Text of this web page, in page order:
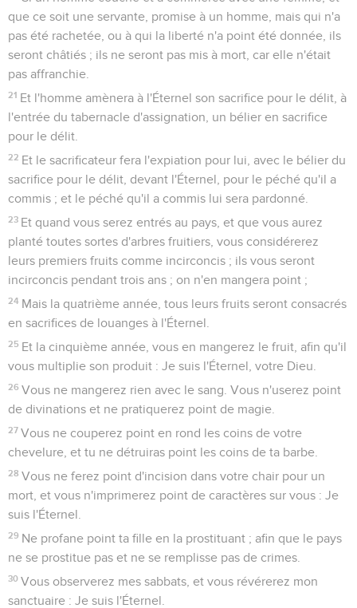
8 Vous observerez mes lois et vous les pratiquerez : Je suis
l'Éternel qui vous sanctifie.
9 Quand un homme quelconque maudira son père ou sa
mère, il sera puni de mort ; il a maudit son père ou sa mère ;
son sang sera sur lui.
10 Si un homme commet adultère avec la femme d'un autre,
s'il commet adultère avec la femme de son prochain,
l'homme et la femme adultères seront punis de mort.
11 Si un homme couche avec la femme de son père, il
découvre la nudité de son père ; ils seront tous deux punis
de mort ; leur sang sera sur eux.
12 Si un homme couche avec sa belle-fille, ils seront tous
deux punis de mort ; ils ont commis une abomination ; leur
sang sera sur eux.
13
Si un homme couche avec un homme, comme on couche
avec une femme, ils ont fait tous deux une chose
abominable ; ils seront punis de mort ; leur sang sera sur eux.
14 Si un homme prend une femme et sa mère, c'est un
crime ; on les brûlera au feu, lui et elles, afin que ce crime
n'existe pas parmi vous.
15 Si un homme a commerce avec une bête, il sera puni de
mort ; et vous tuerez la bête.
16 Si une femme s'approche de quelque bête pour se
prostituer à elle, tu tueras la femme et la bête ; elles seront
mises à mort ; leur sang sera sur elles.
17
Si un homme prend sa soeur, fille de son père ou fille de sa
mère, s'il voit sa nudité, et qu'elle voie la sienne, c'est une
infamie ; ils seront retranchés sous les yeux des enfants de
leur peuple ; il a découvert la nudité de sa soeur ; il portera